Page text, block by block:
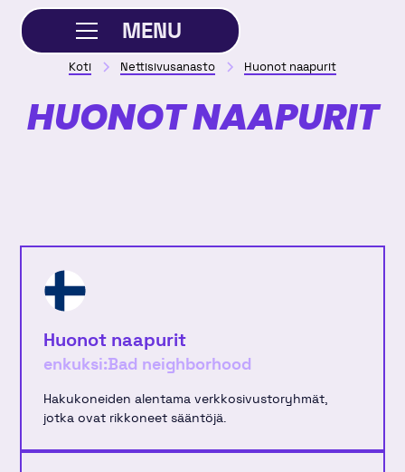
MENU
SULJE
Koti Nettisivusanasto Huonot naapurit
HUONOT NAAPURIT
Huonot naapurit
enkuksi:Bad neighborhood
Hakukoneiden alentama verkkosivustoryhmät,
jotka ovat rikkoneet sääntöjä.